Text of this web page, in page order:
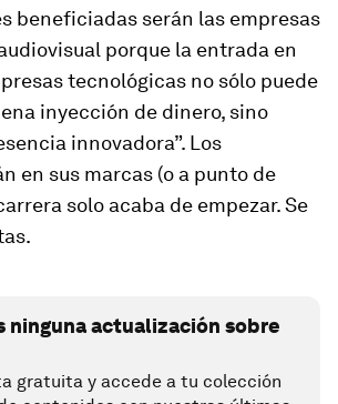
beneficiadas serán las empresas
porque la entrada en
tecnológicas no sólo puede
inyección de dinero, sino
innovadora”. Los
en sus marcas (o a punto de
solo acaba de empezar. Se
ninguna actualización sobre
gratuita y accede a tu colección